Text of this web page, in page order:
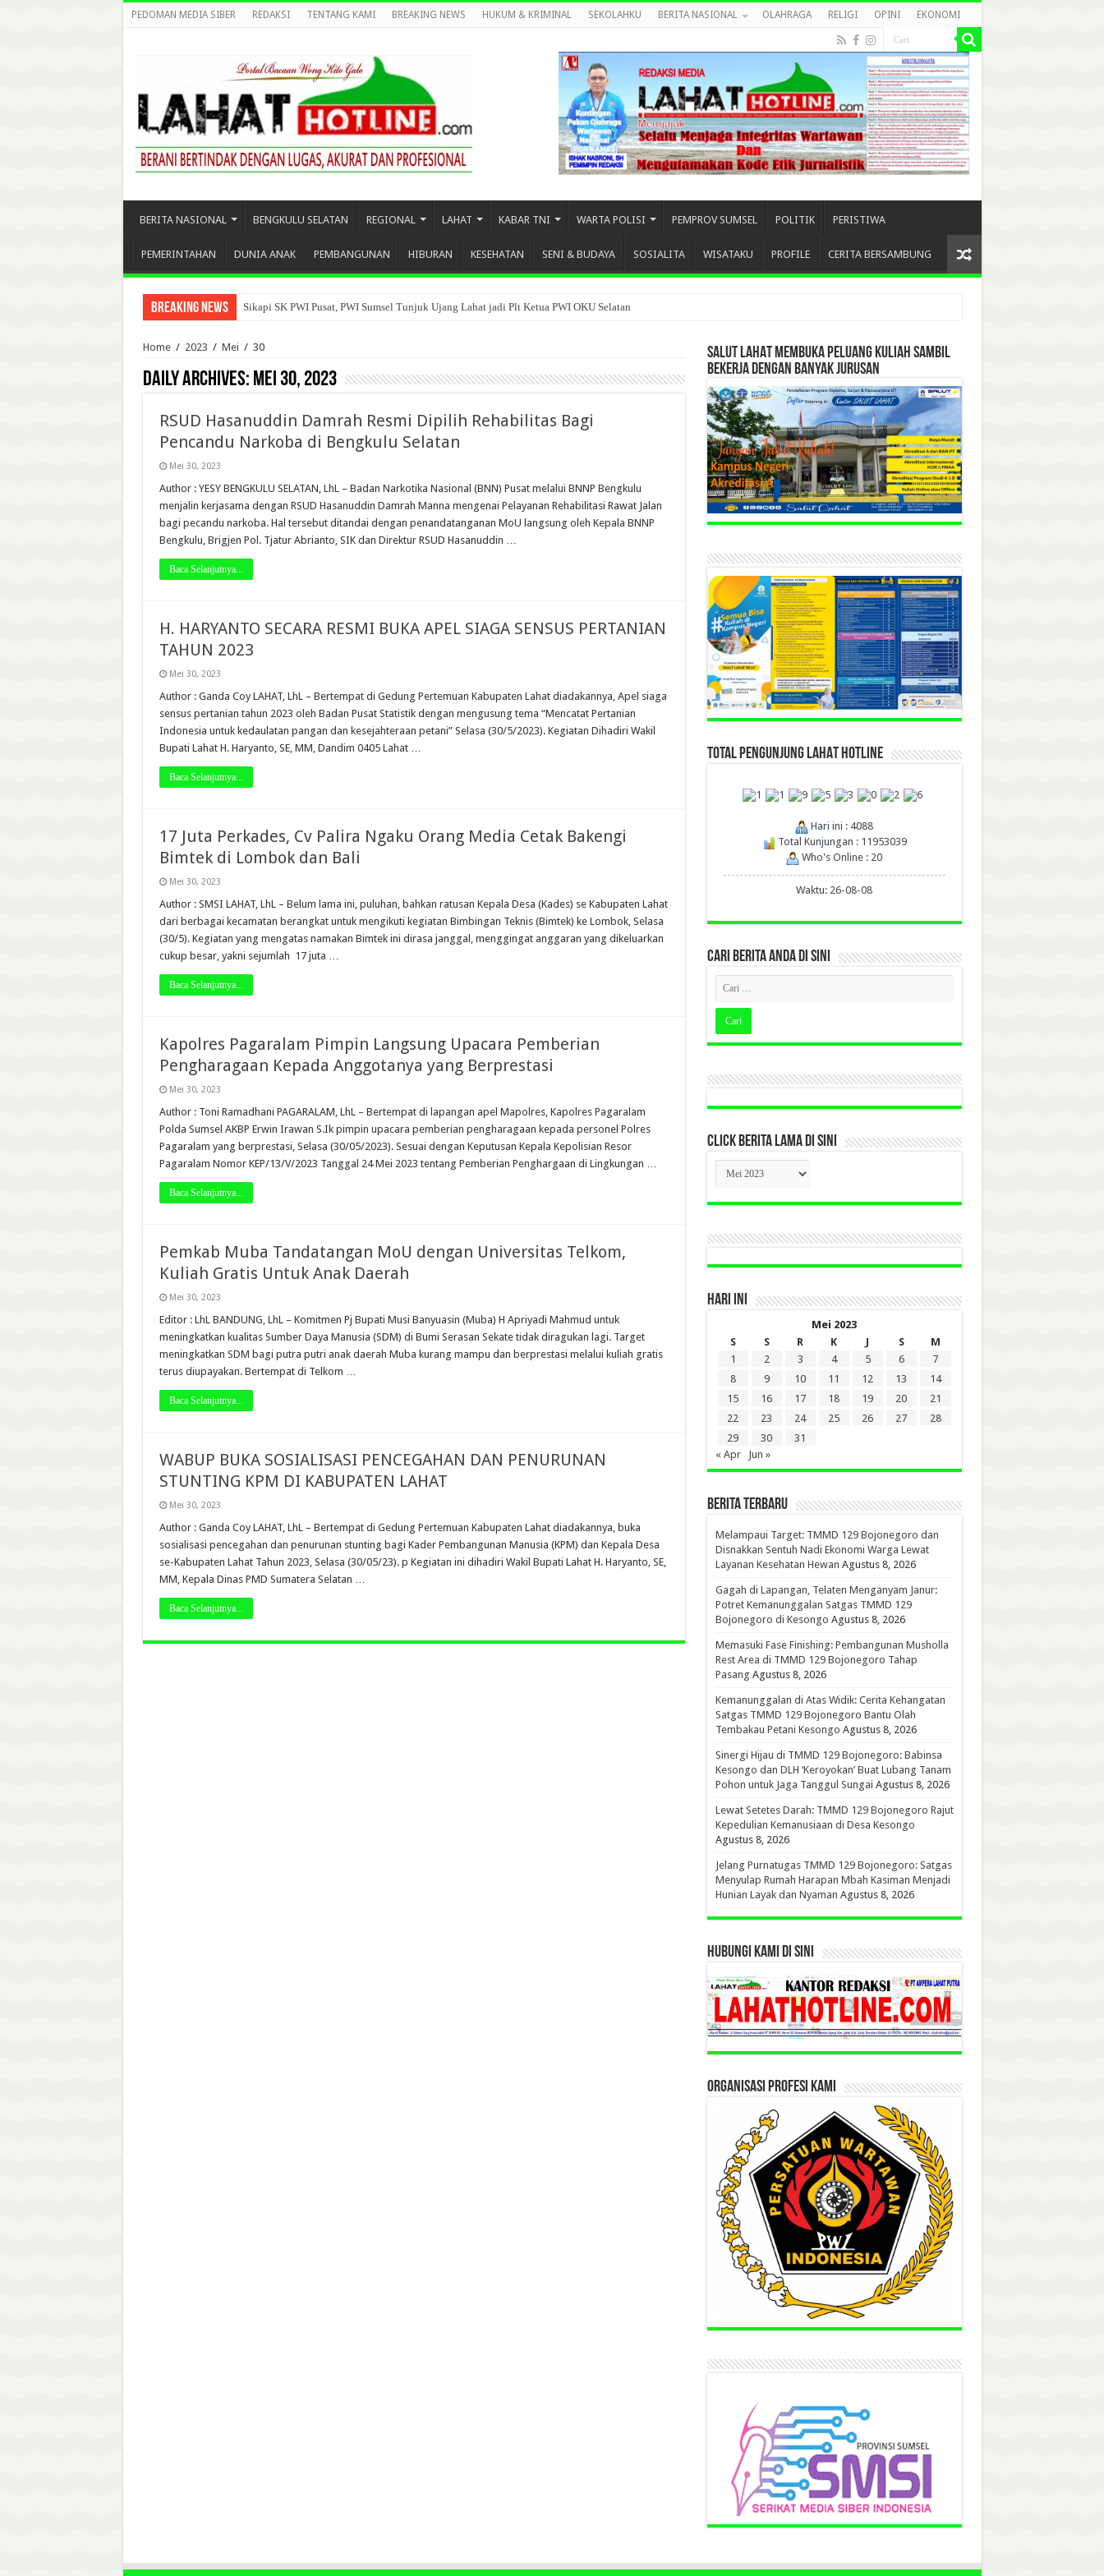
PEDOMAN MEDIA SIBER REDAKSI TENTANG KAMI BREAKING NEWS HUKUM & KRIMINAL SEKOLAHKU BERITA NASIONAL OLAHRAGA RELIGI OPINI EKONOMI
BERITA NASIONAL BENGKULU SELATAN REGIONAL LAHAT KABAR TNI WARTA POLISI PEMPROV SUMSEL POLITIK PERISTIWA
PEMERINTAHAN DUNIA ANAK PEMBANGUNAN HIBURAN KESEHATAN SENI & BUDAYA SOSIALITA WISATAKU PROFILE CERITA BERSAMBUNG
Breaking News Sikapi SK PWI Pusat, PWI Sumsel Tunjuk Ujang Lahat jadi Plt Ketua PWI OKU Selatan
Home / 2023 / Mei / 30
Daily Archives: Mei 30, 2023
RSUD Hasanuddin Damrah Resmi Dipilih Rehabilitas Bagi
Pencandu Narkoba di Bengkulu Selatan
Mei 30, 2023
Author : YESY BENGKULU SELATAN, LhL – Badan Narkotika Nasional (BNN) Pusat melalui BNNP Bengkulu
menjalin kerjasama dengan RSUD Hasanuddin Damrah Manna mengenai Pelayanan Rehabilitasi Rawat Jalan
bagi pecandu narkoba. Hal tersebut ditandai dengan penandatanganan MoU langsung oleh Kepala BNNP
Bengkulu, Brigjen Pol. Tjatur Abrianto, SIK dan Direktur RSUD Hasanuddin …
Baca Selanjutnya...
H. HARYANTO SECARA RESMI BUKA APEL SIAGA SENSUS PERTANIAN
TAHUN 2023
Mei 30, 2023
Author : Ganda Coy LAHAT, LhL – Bertempat di Gedung Pertemuan Kabupaten Lahat diadakannya, Apel siaga
sensus pertanian tahun 2023 oleh Badan Pusat Statistik dengan mengusung tema “Mencatat Pertanian
Indonesia untuk kedaulatan pangan dan kesejahteraan petani” Selasa (30/5/2023). Kegiatan Dihadiri Wakil
Bupati Lahat H. Haryanto, SE, MM, Dandim 0405 Lahat …
Baca Selanjutnya...
17 Juta Perkades, Cv Palira Ngaku Orang Media Cetak Bakengi
Bimtek di Lombok dan Bali
Mei 30, 2023
Author : SMSI LAHAT, LhL – Belum lama ini, puluhan, bahkan ratusan Kepala Desa (Kades) se Kabupaten Lahat
dari berbagai kecamatan berangkat untuk mengikuti kegiatan Bimbingan Teknis (Bimtek) ke Lombok, Selasa
(30/5). Kegiatan yang mengatas namakan Bimtek ini dirasa janggal, menggingat anggaran yang dikeluarkan
cukup besar, yakni sejumlah 17 juta …
Baca Selanjutnya...
Kapolres Pagaralam Pimpin Langsung Upacara Pemberian
Pengharagaan Kepada Anggotanya yang Berprestasi
Mei 30, 2023
Author : Toni Ramadhani PAGARALAM, LhL – Bertempat di lapangan apel Mapolres, Kapolres Pagaralam
Polda Sumsel AKBP Erwin Irawan S.Ik pimpin upacara pemberian pengharagaan kepada personel Polres
Pagaralam yang berprestasi, Selasa (30/05/2023). Sesuai dengan Keputusan Kepala Kepolisian Resor
Pagaralam Nomor KEP/13/V/2023 Tanggal 24 Mei 2023 tentang Pemberian Penghargaan di Lingkungan …
Baca Selanjutnya...
Pemkab Muba Tandatangan MoU dengan Universitas Telkom,
Kuliah Gratis Untuk Anak Daerah
Mei 30, 2023
Editor : LhL BANDUNG, LhL – Komitmen Pj Bupati Musi Banyuasin (Muba) H Apriyadi Mahmud untuk
meningkatkan kualitas Sumber Daya Manusia (SDM) di Bumi Serasan Sekate tidak diragukan lagi. Target
meningkatkan SDM bagi putra putri anak daerah Muba kurang mampu dan berprestasi melalui kuliah gratis
terus diupayakan. Bertempat di Telkom …
Baca Selanjutnya...
WABUP BUKA SOSIALISASI PENCEGAHAN DAN PENURUNAN
STUNTING KPM DI KABUPATEN LAHAT
Mei 30, 2023
Author : Ganda Coy LAHAT, LhL – Bertempat di Gedung Pertemuan Kabupaten Lahat diadakannya, buka
sosialisasi pencegahan dan penurunan stunting bagi Kader Pembangunan Manusia (KPM) dan Kepala Desa
se-Kabupaten Lahat Tahun 2023, Selasa (30/05/23). p Kegiatan ini dihadiri Wakil Bupati Lahat H. Haryanto, SE,
MM, Kepala Dinas PMD Sumatera Selatan …
Baca Selanjutnya...
SALUT LAHAT MEMBUKA PELUANG KULIAH SAMBIL
BEKERJA DENGAN BANYAK JURUSAN
TOTAL PENGUNJUNG LAHAT HOTLINE
Hari ini : 4088
Total Kunjungan : 11953039
Who's Online : 20
Waktu: 26-08-08
CARI BERITA ANDA DI SINI
CLICK BERITA LAMA DI SINI
CLICK
BERITA
LAMA
DI
HARI INI
Mei 2023
S
S R K J S
M
1
2 3 4 5 6
7
8
9 10 11 12 13
14
15
16 17 18 19 20
21
22
23 24 25 26 27
28
29
30
31
« Apr
Jun »
BERITA TERBARU
Melampaui Target: TMMD 129 Bojonegoro dan
Disnakkan Sentuh Nadi Ekonomi Warga Lewat
Layanan Kesehatan Hewan Agustus 8, 2026
Gagah di Lapangan, Telaten Menganyam Janur:
Potret Kemanunggalan Satgas TMMD 129
Bojonegoro di Kesongo Agustus 8, 2026
Memasuki Fase Finishing: Pembangunan Musholla
Rest Area di TMMD 129 Bojonegoro Tahap
Pasang Agustus 8, 2026
Kemanunggalan di Atas Widik: Cerita Kehangatan
Satgas TMMD 129 Bojonegoro Bantu Olah
Tembakau Petani Kesongo Agustus 8, 2026
Sinergi Hijau di TMMD 129 Bojonegoro: Babinsa
Kesongo dan DLH ‘Keroyokan’ Buat Lubang Tanam
Pohon untuk Jaga Tanggul Sungai Agustus 8, 2026
Lewat Setetes Darah: TMMD 129 Bojonegoro Rajut
Kepedulian Kemanusiaan di Desa Kesongo
Agustus 8, 2026
Jelang Purnatugas TMMD 129 Bojonegoro: Satgas
Menyulap Rumah Harapan Mbah Kasiman Menjadi
Hunian Layak dan Nyaman Agustus 8, 2026
HUBUNGI KAMI DI SINI
ORGANISASI PROFESI KAMI